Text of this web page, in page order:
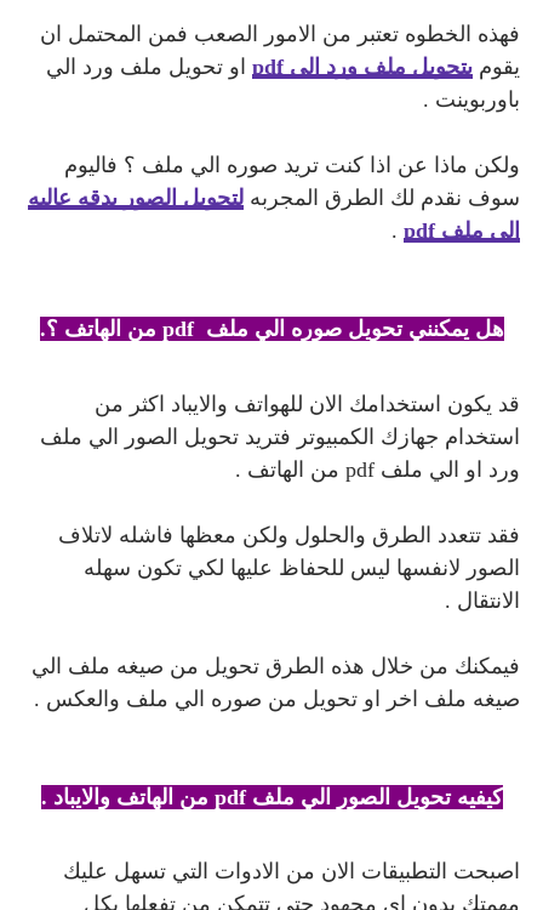
فهذه الخطوه تعتبر من الامور الصعب فمن المحتمل ان
يقوم بتحويل ملف ورد الي pdf
او تحويل ملف ورد الي
باوربوينت .
ولكن ماذا عن اذا كنت تريد صوره الي ملف ؟ فاليوم
سوف نقدم لك الطرق المجربه لتحويل الصور بدقه عاليه
الي ملف pdf
.
هل يمكنني تحويل صوره الي ملف pdf من الهاتف ؟.
قد يكون استخدامك الان للهواتف والايباد اكثر من
استخدام جهازك الكمبيوتر فتريد تحويل الصور الي ملف
ورد او الي ملف pdfمن الهاتف .
فقد تتعدد الطرق والحلول ولكن معظها فاشله لاتلاف
الصور لانفسها ليس للحفاظ عليها لكي تكون سهله
الانتقال .
فيمكنك من خلال هذه الطرق تحويل من صيغه ملف الي
صيغه ملف اخر او تحويل من صوره الي ملف والعكس .
كيفيه تحويل الصور الي ملف pdf من الهاتف والايباد .
اصبحت التطبيقات الان من الادوات التي تسهل عليك
مهمتك بدون اي مجهود حتي تتمكن من تفعلها بكل